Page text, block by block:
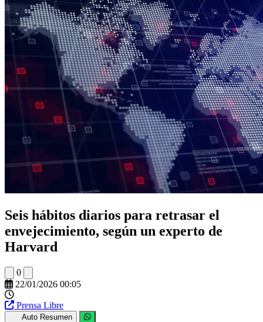
Seis hábitos diarios para retrasar el
envejecimiento, según un experto de
Harvard
0
22/01/2026 00:05
Prensa Libre
Auto Resumen